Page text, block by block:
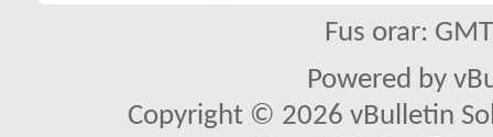
Fus orar:
Powered by
Copyright © 2026 vBulletin